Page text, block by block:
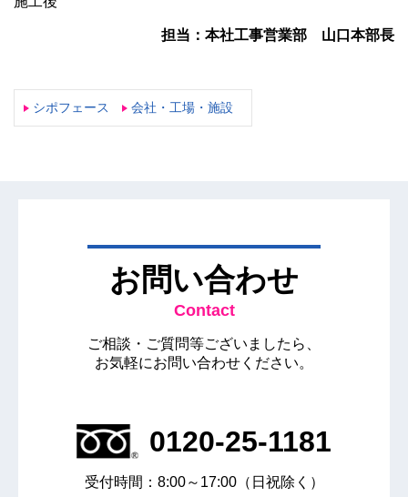
担当：本社工事営業部 山口本部長
シポフェース 会社・工場・施設
お問い合わせ
Contact
ご相談・ご質問等ございましたら、
お気軽にお問い合わせください。
0120-25-1181
受付時間：8:00～17:00（日祝除く）